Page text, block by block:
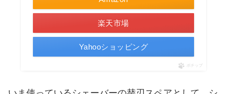
楽天市場
Yahooショッピング
ポチップ